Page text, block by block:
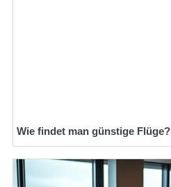
Wie findet man günstige Flüge?